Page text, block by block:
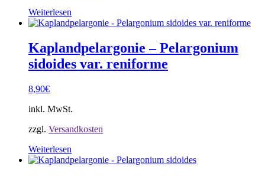
Weiterlesen
Kaplandpelargonie – Pelargonium
sidoides var. reniforme
8,90€
inkl. MwSt.
zzgl. Versandkosten
Weiterlesen